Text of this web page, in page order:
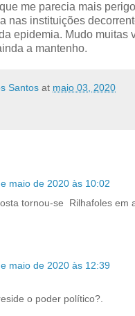
me parecia mais
nas instituições
epidemia. Mudo muitas
a mantenho.
Santos at maio 03, 2020
maio de 2020 às 10:02
tornou-se Rilhafoles em
maio de 2020 às 12:39
o poder político?.